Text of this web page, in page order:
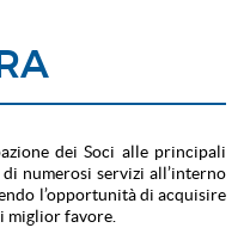
dei Soci alle principali
numerosi servizi all’interno
l’opportunità di acquisire
miglior favore.